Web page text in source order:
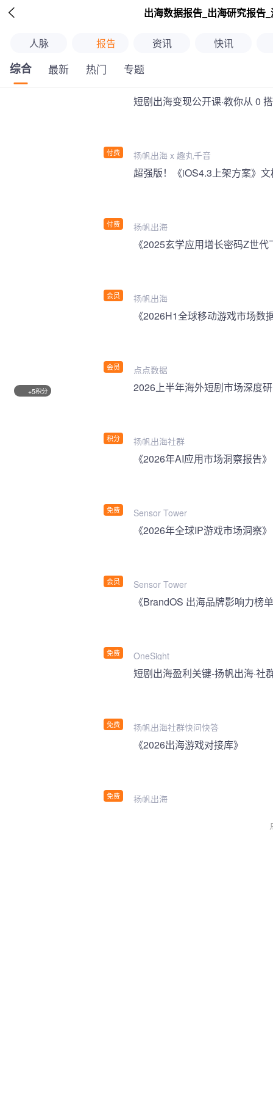
 出海数据报告_出海研究报告
人脉 报告 资讯 快讯
综合 最新 热门 专题
付费
短剧出海变现公开课·教你从 0
扬帆出海 x 趣丸千音
付费 扬帆出海
会员
《2025玄学应用增长密码Z世
扬帆出海
会员
《2026H1全球移动游戏市场数
点点数据
+5积分
积分
2026上半年海外短剧市场深度
扬帆出海社群
免费
《2026年AI应用市场洞察报告》
Sensor Tower
会员
《2026年全球IP游戏市场洞察》
Sensor Tower
免费
《BrandOS 出海品牌影响力榜
OneSight
免费
短剧出海盈利关键-扬帆出海·社
扬帆出海社群快问快答
免费
《2026出海游戏对接库》
扬帆出海